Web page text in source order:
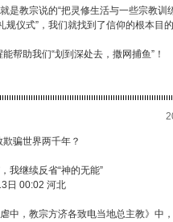
是教宗说的“把灵修生活与一些宗教训
规仪式”，我们就找到了信仰的根本目
帮助我们“划到深处去，撒网捕鱼”！
骗世界两千年？
我继续反省“神的无能”
日 00:02 河北
中，教宗方济各致电当地总主教》中